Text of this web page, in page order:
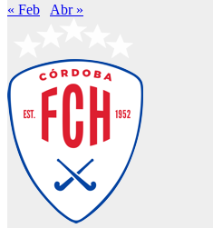
« Feb
Abr »